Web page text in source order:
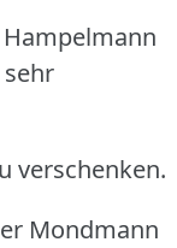
verschenken.
Mondmann